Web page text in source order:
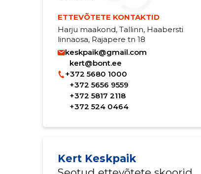
ETTEVÕTETE KONTAKTID
Harju maakond, Tallinn, Haabersti
linnaosa, Rajapere tn 18
keskpaik@gmail.com
kert@bont.ee
+372 5680 1000
+372 5656 9559
+372 5817 2118
+372 524 0464
Kert Keskpaik